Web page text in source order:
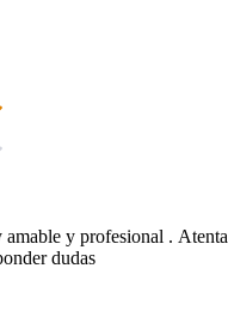
amable y profesional . Atenta
dudas